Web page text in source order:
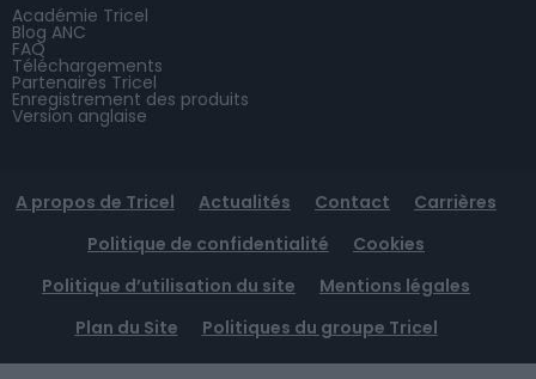
Académie Tricel
Blog ANC
FAQ
Téléchargements
Partenaires Tricel
Enregistrement des produits
Version anglaise
A propos de Tricel Actualités Contact
Carrières
Politique de confidentialité
Cookies
Politique d’utilisation du site
Mentions légales
Plan du Site
Politiques du groupe Tricel